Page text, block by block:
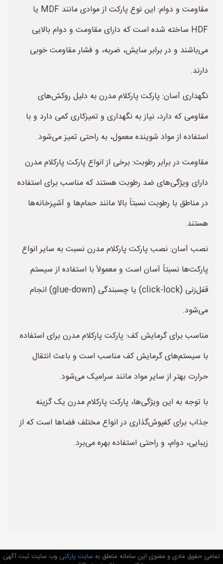
مقاومت و دوام: این نوع پارکت از موادی مانند MDF یا
HDF ساخته شده است که دارای مقاومت و دوام بالایی
می‌باشند و در برابر سایش، ضربه، و فشار مقاومت خوبی
دارند.
نگهداری آسان: پارکت پارکلام مدرن به دلیل روکش‌های
مقاومی که دارد، نیاز به نگهداری و تمیزکاری کمی دارد و با
استفاده از مواد شوینده معمول، به راحتی تمیز می‌شود.
مقاومت در برابر رطوبت: برخی از انواع پارکت پارکلام مدرن
دارای ویژگی‌های ضد رطوبت هستند که مناسب برای استفاده
در مناطق با رطوبت نسبتاً بالا مانند حمام‌ها و آشپزخانه‌ها
هستند.
نصب آسان: نصب پارکت پارکلام مدرن نسبت به سایر انواع
پارکت‌ها نسبتاً آسان است و معمولاً با استفاده از سیستم
قفل‌زنی (click-lock) یا چسبندگی (glue-down) انجام
می‌شود.
مناسب برای گرمایش کف: پارکت پارکلام مدرن برای استفاده
با سیستم‌های گرمایش کف مناسب است و باعث انتقال
حرارت بهتر از سایر مواد مانند سرامیک می‌شود.
با توجه به این ویژگی‌ها، پارکت پارکلام مدرن یک گزینه
جذاب برای کفپوش‌گذاری در انواع مختلف فضاها است که از
زیبایی، دوام، و راحتی استفاده بهره می‌برد.
تمامی حقوق مادی و معنوی این سامانه متعلق به سایت پارکتی وب سایت ثبت آگهی